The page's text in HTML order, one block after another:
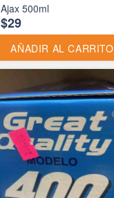
Ajax 500ml
$29
AÑADIR AL CARRITO